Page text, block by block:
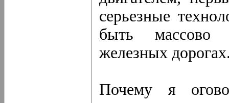
серьезные
быть массово
железных
Почему я